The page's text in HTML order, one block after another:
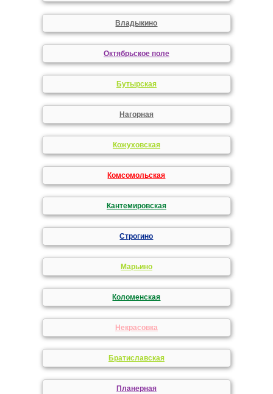
Владыкино
Октябрьское поле
Бутырская
Нагорная
Кожуховская
Комсомольская
Кантемировская
Строгино
Марьино
Коломенская
Некрасовка
Братиславская
Планерная